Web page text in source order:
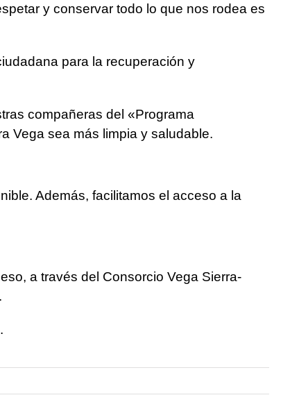
y conservar todo lo que nos rodea es
para la recuperación y
compañeras del «Programa
Vega sea más limpia y saludable.
Además, facilitamos el acceso a la
a través del Consorcio Vega Sierra-